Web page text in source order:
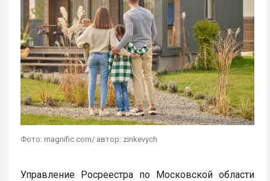
Фото: magnific.com/ автор: zinkevych
Управление Росреестра по Московской области